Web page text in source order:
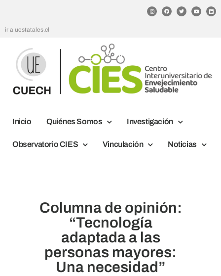
ir a uestatales.cl
Inicio Quiénes Somos Investigación
Observatorio CIES Vinculación Noticias
Columna de opinión:
“Tecnología
adaptada a las
personas mayores:
Una necesidad”